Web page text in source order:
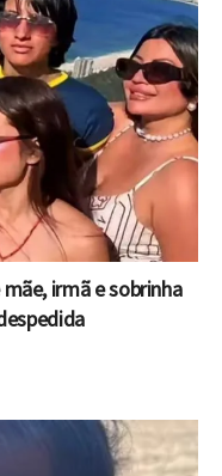
irmã e sobrinha